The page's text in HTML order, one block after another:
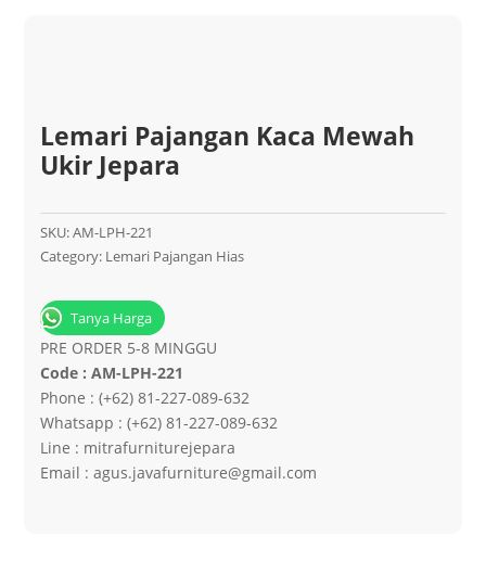
Lemari Pajangan Kaca Mewah
Ukir Jepara
SKU:AM-LPH-221
Category: Lemari Pajangan Hias
Tanya Harga
PRE ORDER 5-8 MINGGU
Code : AM-LPH-221
Phone : (+62) 81-227-089-632
Whatsapp : (+62) 81-227-089-632
Line : mitrafurniturejepara
Email : agus.javafurniture@gmail.com